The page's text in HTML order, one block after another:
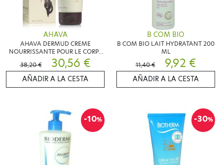
AHAVA
AHAVA DERMUD CREME
NOURRISSANTE POUR LE CORPS
200ML
38,20 € 30,56 €
AÑADIR A LA CESTA
B COM BIO
B COM BIO LAIT HYDRATANT 200
ML
11,40 €
9,92 €
AÑADIR A LA CESTA
-10% -30%